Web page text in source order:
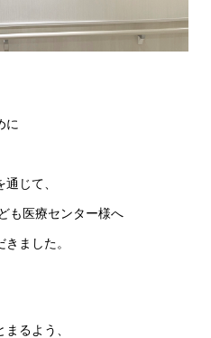
に
じて、
も医療センター様へ
ました。
るよう、